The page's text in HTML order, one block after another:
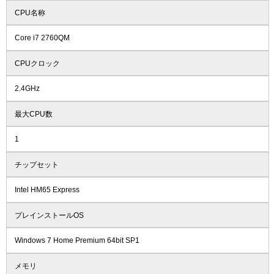
CPU名称
Core i7 2760QM
CPUクロック
2.4GHz
最大CPU数
1
チップセット
Intel HM65 Express
プレインストールOS
Windows 7 Home Premium 64bit SP1
メモリ